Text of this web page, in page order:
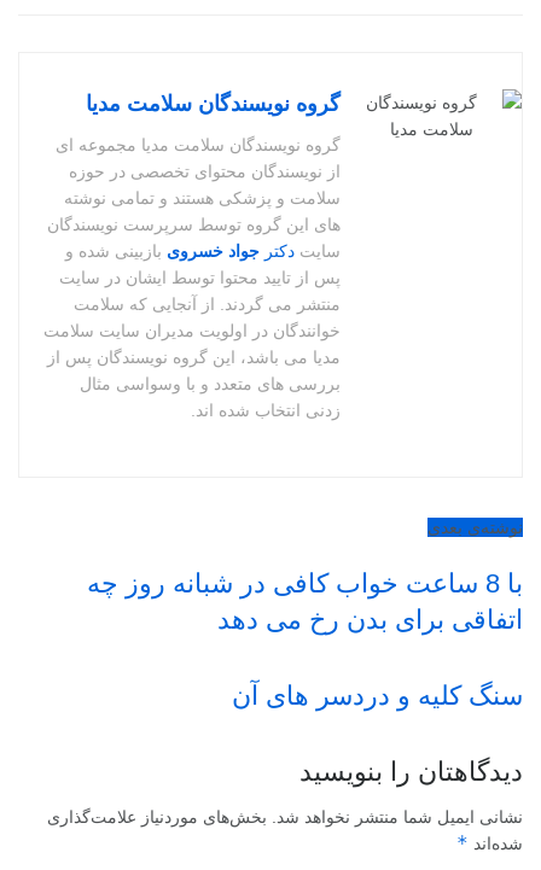
گروه نویسندگان سلامت مدیا
گروه نویسندگان سلامت مدیا مجموعه ای
از نویسندگان محتوای تخصصی در حوزه
سلامت و پزشکی هستند و تمامی نوشته
های این گروه توسط سرپرست نویسندگان
سایت دکتر جواد خسروی بازبینی شده و
پس از تایید محتوا توسط ایشان در سایت
منتشر می گردند. از آنجایی که سلامت
خوانندگان در اولویت مدیران سایت سلامت
مدیا می باشد، این گروه نویسندگان پس از
بررسی های متعدد و با وسواسی مثال
زدنی انتخاب شده اند.
نوشته‌ی بعدی
با 8 ساعت خواب کافی در شبانه روز چه
اتفاقی برای بدن رخ می دهد
سنگ کلیه و دردسر های آن
دیدگاهتان را بنویسید
نشانی ایمیل شما منتشر نخواهد شد.
بخش‌های موردنیاز علامت‌گذاری
شده‌اند *